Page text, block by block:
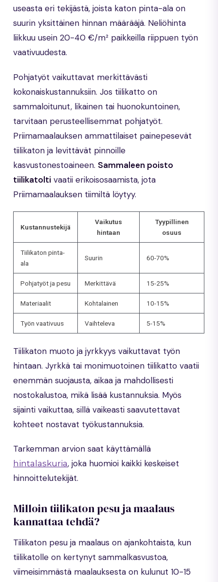
useasta eri tekijästä, joista katon pinta-ala on
suurin yksittäinen hinnan määrääjä. Neliöhinta
liikkuu usein 20-40 €/m² paikkeilla riippuen työn
vaativuudesta.
Pohjatyöt vaikuttavat merkittävästi
kokonaiskustannuksiin. Jos tiilikatto on
sammaloitunut, likainen tai huonokuntoinen,
tarvitaan perusteellisemmat pohjatyöt.
Priimamaalauksen ammattilaiset painepesevät
tiilikaton ja levittävät pinnoille
kasvustonestoaineen. Sammaleen poisto
tiilikatolti vaatii erikoisosaamista, jota
Priimamaalauksen tiimiltä löytyy.
Kustannustekijä
Vaikutus
hintaan
Tyypillinen
osuus
Tiilikaton pinta-
ala
Suurin 60-70%
Pohjatyöt ja pesu Merkittävä 15-25%
Materiaalit Kohtalainen 10-15%
Työn vaativuus Vaihteleva 5-15%
Tiilikaton muoto ja jyrkkyys vaikuttavat työn
hintaan. Jyrkkä tai monimuotoinen tiilikatto vaatii
enemmän suojausta, aikaa ja mahdollisesti
nostokalustoa, mikä lisää kustannuksia. Myös
sijainti vaikuttaa, sillä vaikeasti saavutettavat
kohteet nostavat työkustannuksia.
Tarkemman arvion saat käyttämällä
hintalaskuria, joka huomioi kaikki keskeiset
hinnoittelutekijät.
Milloin tiilikaton pesu ja maalaus
kannattaa tehdä?
Tiilikaton pesu ja maalaus on ajankohtaista, kun
tiilikatolle on kertynyt sammalkasvustoa,
viimeisimmästä maalauksesta on kulunut 10-15